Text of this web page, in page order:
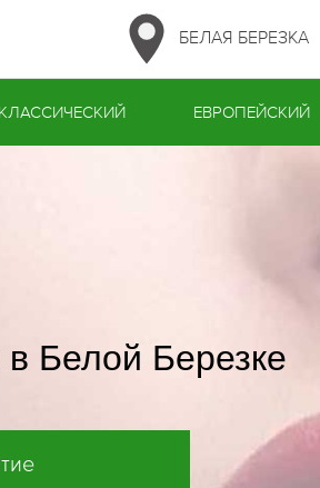
БЕЛАЯ БЕРЕЗКА
КЛАССИЧЕСКИЙ ЕВРОПЕЙСКИЙ
Белой Березке